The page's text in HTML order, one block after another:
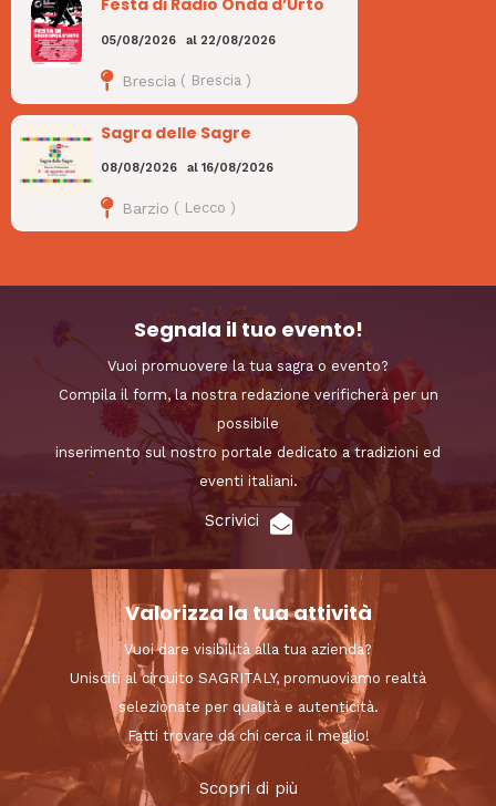
Festa di Radio Onda d’Urto
05/08/2026 al 22/08/2026
Brescia ( Brescia )
Sagra delle Sagre
08/08/2026 al 16/08/2026
Barzio ( Lecco )
Segnala il tuo evento!
Vuoi promuovere la tua sagra o evento?
Compila il form, la nostra redazione verificherà per un
possibile
inserimento sul nostro portale dedicato a tradizioni ed
eventi italiani.
Scrivici
Valorizza la tua attività
Vuoi dare visibilità alla tua azienda?
Unisciti al circuito SAGRITALY, promuoviamo realtà
selezionate per qualità e autenticità.
Fatti trovare da chi cerca il meglio!
Scopri di più